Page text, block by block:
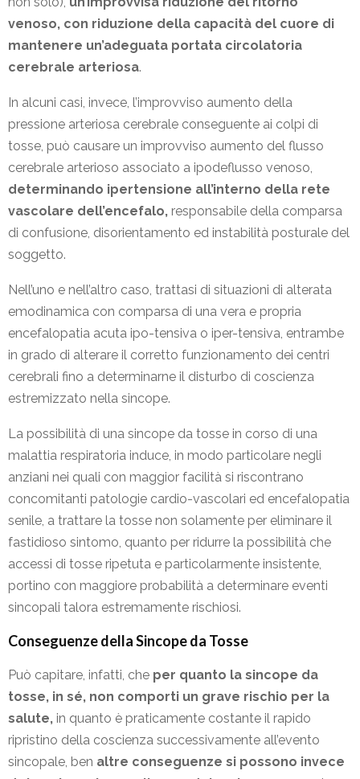
venoso, con riduzione della capacità del cuore di
mantenere un’adeguata portata circolatoria
cerebrale arteriosa.
In alcuni casi, invece, l’improvviso aumento della
pressione arteriosa cerebrale conseguente ai colpi di
tosse, può causare un improvviso aumento del flusso
cerebrale arterioso associato a ipodeflusso venoso,
determinando ipertensione all’interno della rete
vascolare dell’encefalo, responsabile della comparsa
di confusione, disorientamento ed instabilità posturale del
soggetto.
Nell’uno e nell’altro caso, trattasi di situazioni di alterata
emodinamica con comparsa di una vera e propria
encefalopatia acuta ipo-tensiva o iper-tensiva, entrambe
in grado di alterare il corretto funzionamento dei centri
cerebrali fino a determinarne il disturbo di coscienza
estremizzato nella sincope.
La possibilità di una sincope da tosse in corso di una
malattia respiratoria induce, in modo particolare negli
anziani nei quali con maggior facilità si riscontrano
concomitanti patologie cardio-vascolari ed encefalopatia
senile, a trattare la tosse non solamente per eliminare il
fastidioso sintomo, quanto per ridurre la possibilità che
accessi di tosse ripetuta e particolarmente insistente,
portino con maggiore probabilità a determinare eventi
sincopali talora estremamente rischiosi.
Conseguenze della Sincope da Tosse
Può capitare, infatti, che per quanto la sincope da
tosse, in sé, non comporti un grave rischio per la
salute, in quanto è praticamente costante il rapido
ripristino della coscienza successivamente all’evento
sincopale, ben altre conseguenze si possono invece